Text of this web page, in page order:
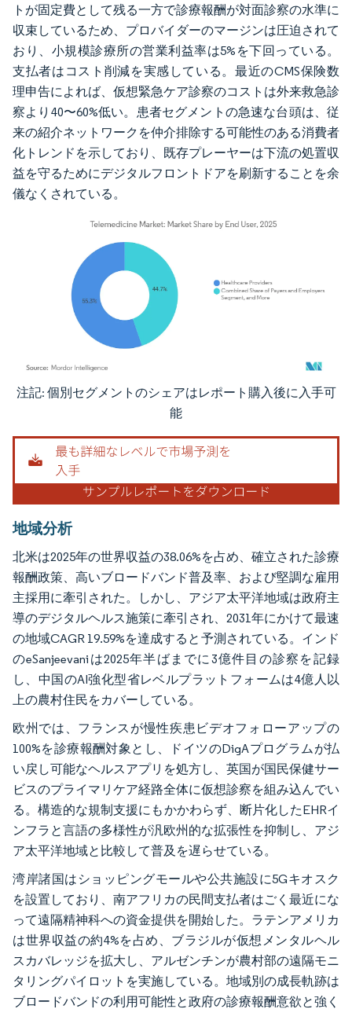
トが固定費として残る一方で診療報酬が対面診察の水準に
収束しているため、プロバイダーのマージンは圧迫されて
おり、小規模診療所の営業利益率は5%を下回っている。
支払者はコスト削減を実感している。最近のCMS保険数
理申告によれば、仮想緊急ケア診察のコストは外来救急診
察より40〜60%低い。患者セグメントの急速な台頭は、従
来の紹介ネットワークを仲介排除する可能性のある消費者
化トレンドを示しており、既存プレーヤーは下流の処置収
益を守るためにデジタルフロントドアを刷新することを余
儀なくされている。
画像 © Mordor Intelligence。再利用にはCC BY 4.0の表示が必要です。
注記: 個別セグメントのシェアはレポート購入後に入手可
能
地域分析
北米は2025年の世界収益の38.06%を占め、確立された診療
報酬政策、高いブロードバンド普及率、および堅調な雇用
主採用に牽引された。しかし、アジア太平洋地域は政府主
導のデジタルヘルス施策に牽引され、2031年にかけて最速
の地域CAGR 19.59%を達成すると予測されている。インド
のeSanjeevaniは2025年半ばまでに3億件目の診察を記録
し、中国のAI強化型省レベルプラットフォームは4億人以
上の農村住民をカバーしている。
欧州では、フランスが慢性疾患ビデオフォローアップの
100%を診療報酬対象とし、ドイツのDigAプログラムが払
い戻し可能なヘルスアプリを処方し、英国が国民保健サー
ビスのプライマリケア経路全体に仮想診察を組み込んでい
る。構造的な規制支援にもかかわらず、断片化したEHRイ
ンフラと言語の多様性が汎欧州的な拡張性を抑制し、アジ
ア太平洋地域と比較して普及を遅らせている。
湾岸諸国はショッピングモールや公共施設に5Gキオスク
を設置しており、南アフリカの民間支払者はごく最近にな
って遠隔精神科への資金提供を開始した。ラテンアメリカ
は世界収益の約4%を占め、ブラジルが仮想メンタルヘル
スカバレッジを拡大し、アルゼンチンが農村部の遠隔モニ
タリングパイロットを実施している。地域別の成長軌跡は
ブロードバンドの利用可能性と政府の診療報酬意欲と強く